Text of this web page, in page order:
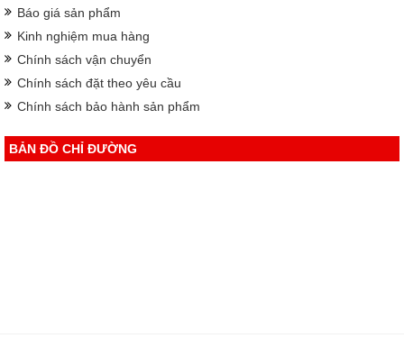
Báo giá sản phẩm
Kinh nghiệm mua hàng
Chính sách vận chuyển
Chính sách đặt theo yêu cầu
Chính sách bảo hành sản phẩm
BẢN ĐỒ CHỈ ĐƯỜNG